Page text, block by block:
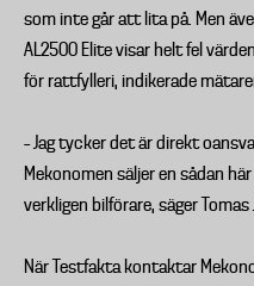
som inte går att lita på. Men
AL2500 Elite visar helt fel
för rattfylleri, indikerade
– Jag tycker det är direkt
Mekonomen säljer en sådan
verkligen bilförare, säger Tomas
När Testfakta kontaktar